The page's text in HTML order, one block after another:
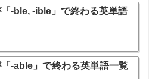
-ble, -ible」で終わる英単語
-able」で終わる英単語一覧